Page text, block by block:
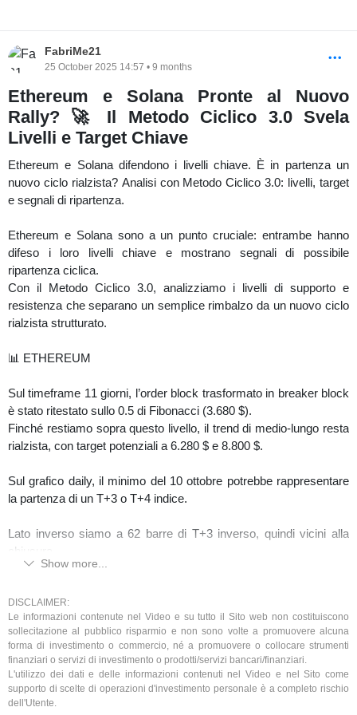
FabriMe21
25 October 2025 14:57 • 9 months
Ethereum e Solana Pronte al Nuovo
Rally? 🚀 Il Metodo Ciclico 3.0 Svela
Livelli e Target Chiave
Ethereum e Solana difendono i livelli chiave. È in partenza un
nuovo ciclo rialzista? Analisi con Metodo Ciclico 3.0: livelli, target
e segnali di ripartenza.
Ethereum e Solana sono a un punto cruciale: entrambe hanno
difeso i loro livelli chiave e mostrano segnali di possibile
ripartenza ciclica.
Con il Metodo Ciclico 3.0, analizziamo i livelli di supporto e
resistenza che separano un semplice rimbalzo da un nuovo ciclo
rialzista strutturato.
📊 ETHEREUM
Sul timeframe 11 giorni, l’order block trasformato in breaker block
è stato ritestato sullo 0.5 di Fibonacci (3.680 $).
Finché restiamo sopra questo livello, il trend di medio-lungo resta
rialzista, con target potenziali a 6.280 $ e 8.800 $.
Sul grafico daily, il minimo del 10 ottobre potrebbe rappresentare
la partenza di un T+3 o T+4 indice.
Lato inverso siamo a 62 barre di T+3 inverso, quindi vicini alla
chiusura.
Solo un breakout deciso sopra questo livello aprirebbe spazio
verso la zona di liquidità 4.768–4.955 $.
📊 SOLANA
Dal minimo dell’11 ottobre è probabile la partenza di un T+4
indice, preceduto da una lingua T+1.
Show more...
DISCLAIMER:
Le informazioni contenute nel Video e su tutto il Sito web non costituiscono
sollecitazione al pubblico risparmio e non sono volte a promuovere alcuna
forma di investimento o commercio, né a promuovere o collocare strumenti
finanziari o servizi di investimento o prodotti/servizi bancari/finanziari.
L'utilizzo dei dati e delle informazioni contenuti nel Video e nel Sito come
supporto di scelte di operazioni d'investimento personale è a completo rischio
dell'Utente.